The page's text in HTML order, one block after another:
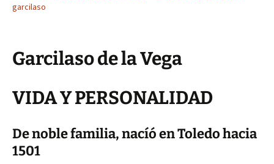
garcilaso
Garcilaso de la Vega
VIDA Y PERSONALIDAD
De noble familia, nacíó en Toledo hacia
1501